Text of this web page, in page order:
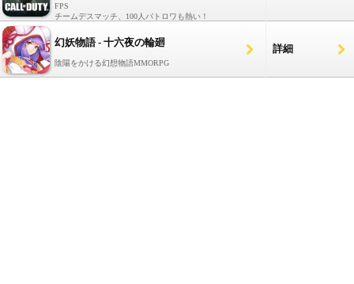
FPS
チームデスマッチ、100人バトロワも熱い！
幻妖物語 - 十六夜の輪廻
陰陽をかける幻想物語MMORPG
詳細